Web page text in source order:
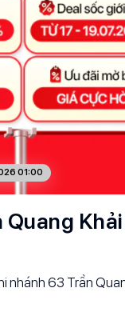
01:00
nhánh 63 Trần